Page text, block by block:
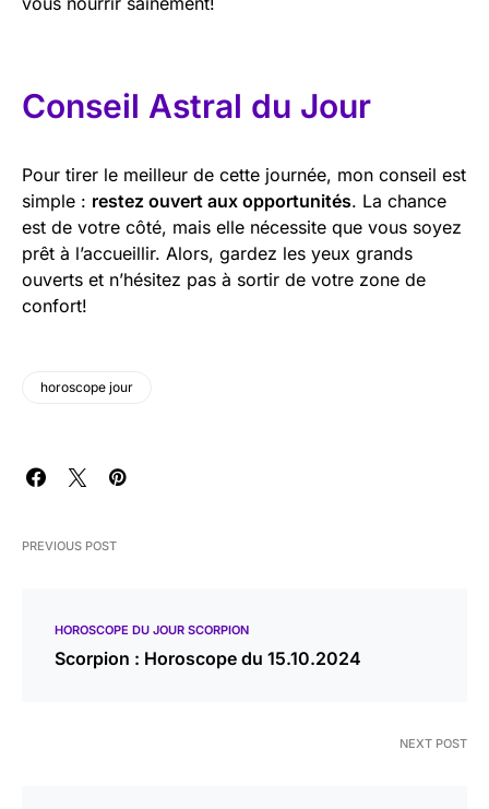
Conseil Astral du Jour
Pour tirer le meilleur de cette journée, mon conseil est
simple : restez ouvert aux opportunités. La chance
est de votre côté, mais elle nécessite que vous soyez
prêt à l’accueillir. Alors, gardez les yeux grands
ouverts et n’hésitez pas à sortir de votre zone de
confort!
horoscope jour
PREVIOUS POST
HOROSCOPE DU JOUR SCORPION
Scorpion : Horoscope du 15.10.2024
NEXT POST